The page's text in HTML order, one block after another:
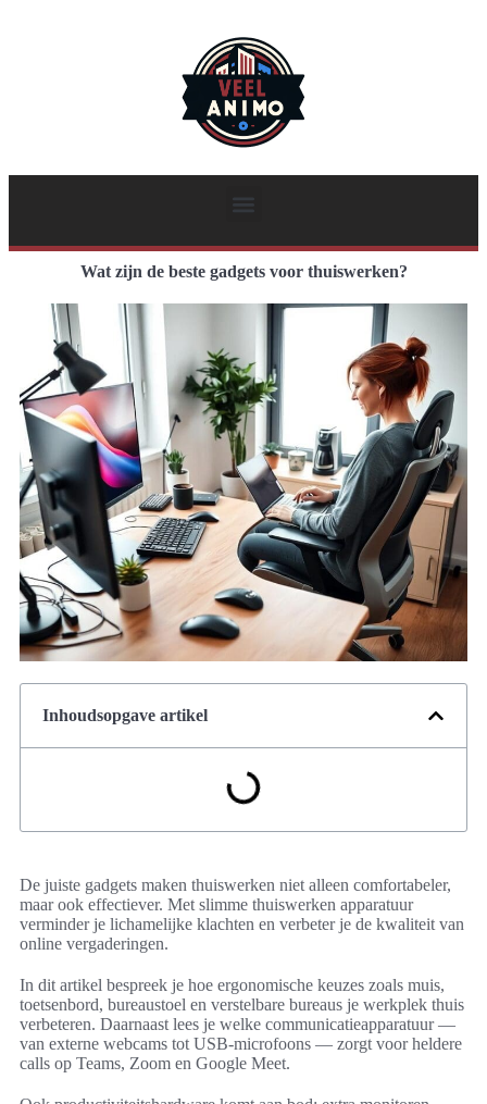
Wat zijn de beste gadgets voor thuiswerken?
Inhoudsopgave artikel
De juiste gadgets maken thuiswerken niet alleen comfortabeler,
maar ook effectiever. Met slimme thuiswerken apparatuur
verminder je lichamelijke klachten en verbeter je de kwaliteit van
online vergaderingen.
In dit artikel bespreek je hoe ergonomische keuzes zoals muis,
toetsenbord, bureaustoel en verstelbare bureaus je werkplek thuis
verbeteren. Daarnaast lees je welke communicatieapparatuur —
van externe webcams tot USB-microfoons — zorgt voor heldere
calls op Teams, Zoom en Google Meet.